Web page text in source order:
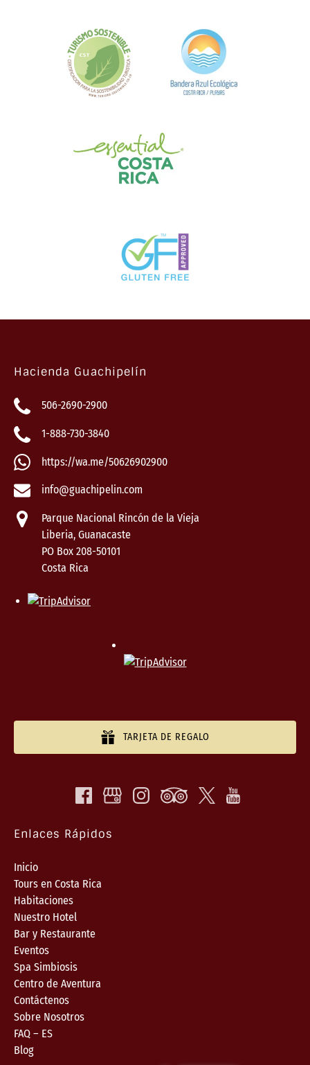
Hacienda Guachipelín
506-2690-2900
1-888-730-3840
https://wa.me/50626902900
info@guachipelin.com
Parque Nacional Rincón de la Vieja
Liberia, Guanacaste
PO Box 208-50101
Costa Rica
TARJETA DE REGALO
Enlaces Rápidos
Inicio
Tours en Costa Rica
Habitaciones
Nuestro Hotel
Bar y Restaurante
Eventos
Spa Simbiosis
Centro de Aventura
Contáctenos
Sobre Nosotros
FAQ – ES
Blog